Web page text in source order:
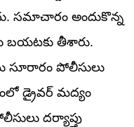
సమాచారం అందుకొన్న
బయటకు తీశారు.
సూరారం పోలీసులు
డ్రైవర్ మద్యం
దర్యాప్తు